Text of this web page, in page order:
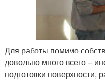
Для работы помимо
довольно много всего –
подготовки поверхности,